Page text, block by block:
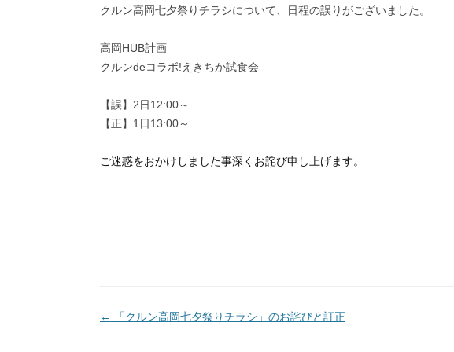
クルン高岡七夕祭りチラシについて、日程の誤りがございました。
高岡HUB計画
クルンdeコラボ!えきちか試食会
【誤】2日12:00～
【正】1日13:00～
ご迷惑をおかけしました事深くお詫び申し上げます。
投
← 「クルン高岡七夕祭りチラシ」のお詫びと訂正